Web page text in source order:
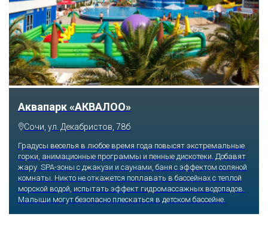
Тематический парк развлечений «Сочи
Парк»
Сочи, Олимпийский проспект, 21
Оказавшись здесь, словно попадаешь в сказку: встречаешь
любимых героев русского фольклора, получаешь возможность
сколько душе угодно кататься на аттракционах европейского
уровня. Гости участвуют в увлекательных квестах и творческих